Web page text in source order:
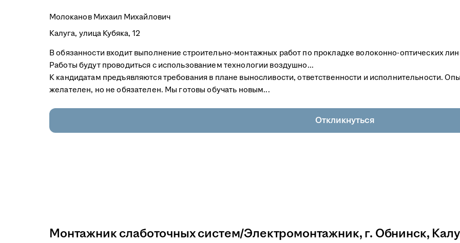
Молоканов Михаил Михайлович
Калуга, улица Кубяка, 12
В обязанности входит выполнение строительно-монтажных работ по прокладке волоконно-оптических
Работы будут проводиться с использованием технологии воздушно...
К кандидатам предъявляются требования в плане выносливости, ответственности и исполнительности.
желателен, но не обязателен. Мы готовы обучать новым...
Откликнуться
Монтажник слаботочных систем/Электромонтажник, г. Обнинск,